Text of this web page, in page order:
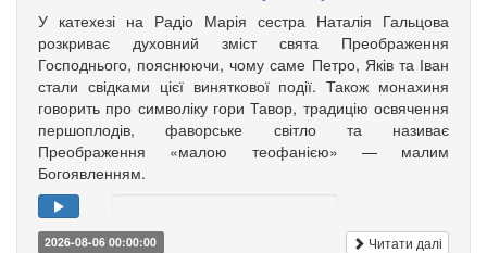
У катехезі на Радіо Марія сестра Наталія Гальцова
розкриває духовний зміст свята Преображення
Господнього, пояснюючи, чому саме Петро, Яків та Іван
стали свідками цієї виняткової події. Також монахиня
говорить про символіку гори Тавор, традицію освячення
першоплодів, фаворське світло та називає
Преображення «малою теофанією» — малим
Богоявленням.
2026-08-06 00:00:00 Читати далі